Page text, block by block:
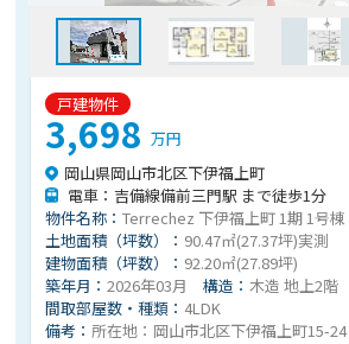
戸建物件
3,698万円
岡山県岡山市北区下伊福上町
電車：吉備線備前三門駅 まで徒歩1分
物件名称：Terrechez 下伊福上町 1期 1号棟
土地面積（坪数）： 90.47㎡(27.37坪)実測
建物面積（坪数）： 92.20㎡(27.89坪)
築年月：2026年03月 構造：木造 地上2階
間取部屋数・種類： 4LDK
備考：所在地：岡山市北区下伊福上町15-24